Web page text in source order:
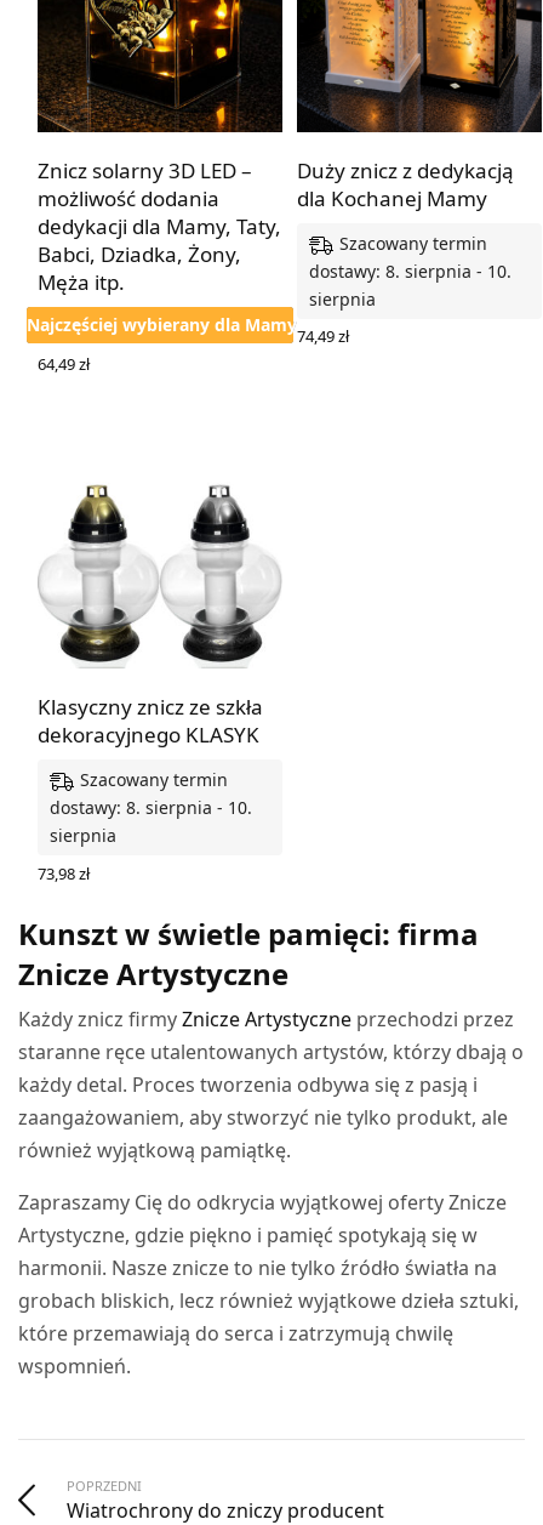
Znicz solarny 3D LED –
możliwość dodania
dedykacji dla Mamy, Taty,
Babci, Dziadka, Żony,
Męża itp.
Najczęściej wybierany dla Mamy
64,49zł
Duży znicz z dedykacją
dla Kochanej Mamy
Szacowany termin
dostawy: 8. sierpnia - 10.
sierpnia
74,49zł
Klasyczny znicz ze szkła
dekoracyjnego KLASYK
Szacowany termin
dostawy: 8. sierpnia - 10.
sierpnia
73,98zł
Kunszt w świetle pamięci: firma
Znicze Artystyczne
Każdy znicz firmyZnicze Artystyczne przechodzi przez
staranne ręce utalentowanych artystów, którzy dbają o
każdy detal. Proces tworzenia odbywa się z pasją i
zaangażowaniem, aby stworzyć nie tylko produkt, ale
również wyjątkową pamiątkę.
Zapraszamy Cię do odkrycia wyjątkowej oferty Znicze
Artystyczne, gdzie piękno i pamięć spotykają się w
harmonii. Nasze znicze to nie tylko źródło światła na
grobach bliskich, lecz również wyjątkowe dzieła sztuki,
które przemawiają do serca i zatrzymują chwilę
wspomnień.
POPRZEDNI
Wiatrochrony do zniczy producent